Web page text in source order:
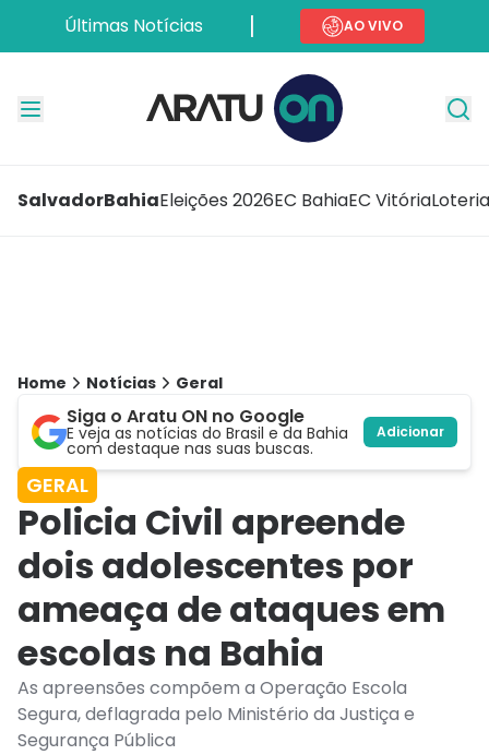
Últimas Notícias AO VIVO
SalvadorBahiaEleições 2026EC BahiaEC Vitória
Home Notícias Geral
Siga o Aratu ON no Google
E veja as notícias do Brasil e da Bahia
com destaque nas suas buscas.
Adicionar
GERAL
Policia Civil apreende
dois adolescentes por
ameaça de ataques em
escolas na Bahia
As apreensões compõem a Operação Escola
Segura, deflagrada pelo Ministério da Justiça e
Segurança Pública